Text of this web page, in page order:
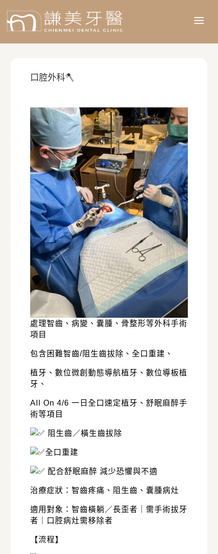
a
口腔外科🪓
處理智齒、病變、囊腫、骨整形等外科手術
項目
包含困難智齒/阻生齒拔除、全口重建、
植牙、數位微創動態導航植牙、數位導板植
牙、
All On 4/6 一日全口速定植牙、舒眠麻醉手
術等項目
阻生齒／橫生齒拔除
全口重建
配合舒眠麻醉 減少恐懼與不適
治療症狀：智齒疼痛、阻生齒、囊腫病灶
適用對象：智齒橫躺／長歪者｜需手術拔牙
者｜口腔病灶需移除者
【流程】